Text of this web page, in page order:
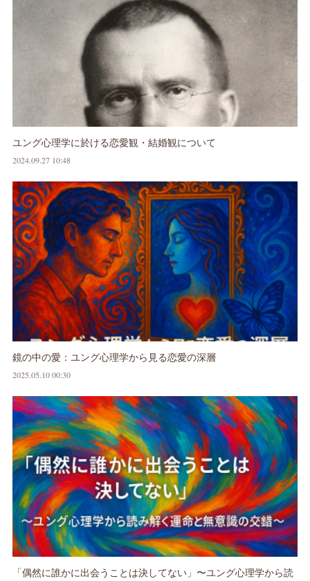
ユング心理学に於ける恋愛観・結婚観について
2024.09.27 10:48
鏡の中の愛：ユング心理学から見る恋愛の深層
2025.05.10 00:30
「偶然に誰かに出会うことは決してない」〜ユング心理学から読